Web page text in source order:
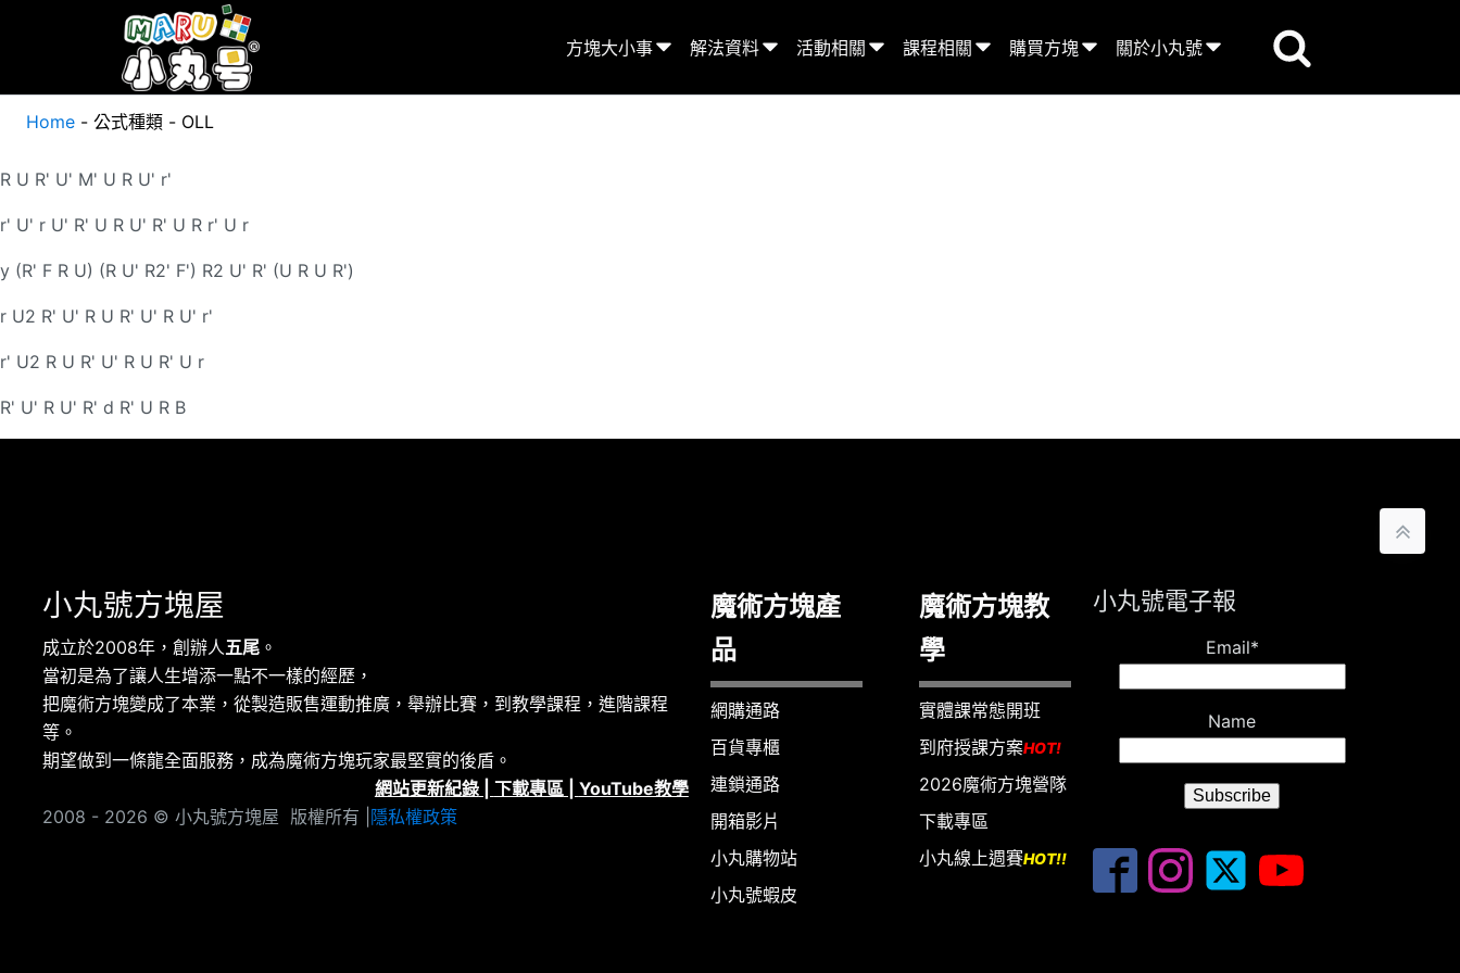
方塊大小事 解法資料 活動相關 課程相關 購買方塊 關於小丸號
Home - 公式種類 - OLL
R U R' U' M' U R U' r'
r' U' r U' R' U R U' R' U R r' U r
y (R' F R U) (R U' R2' F') R2 U' R' (U R U R')
r U2 R' U' R U R' U' R U' r'
r' U2 R U R' U' R U R' U r
R' U' R U' R' d R' U R B
小丸號方塊屋
成立於2008年，創辦人五尾 。
當初是為了讓人生增添一點不一樣的經歷，
把魔術方塊變成了本業，從製造販售運動推廣，舉辦比賽，到教學課程，進階課程
等。
期望做到一條龍全面服務，成為魔術方塊玩家最堅實的後盾。
網站更新紀錄| 下載專區| YouTube教學
2008 - 2026 © 小丸號方塊屋 版權所有 | 隱私權政策
魔術方塊產
品
網購通路
百貨專櫃
連鎖通路
開箱影片
小丸購物站
小丸號蝦皮
魔術方塊教
學
實體課常態開班
到府授課方案HOT!
2026魔術方塊營隊
下載專區
小丸線上週賽HOT!!
小丸號電子報
Email*
Name